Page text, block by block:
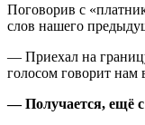
Поговорив с
слов нашего
— Приехал на
голосом говорит нам
— Получается, ещё